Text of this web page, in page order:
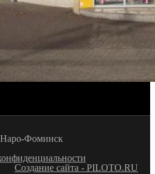
Фоминск
Создание сайта - PILOTO.RU